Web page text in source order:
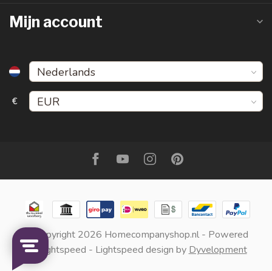
Mijn account
€
© Copyright 2026 Homecompanyshop.nl - Powered
byLightspeed - Lightspeed design by Dyvelopment